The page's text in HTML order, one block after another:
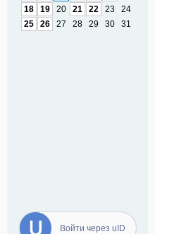
18
19 20 21 22 23
24
25
26 27 28 29 30 31
Войти через uID